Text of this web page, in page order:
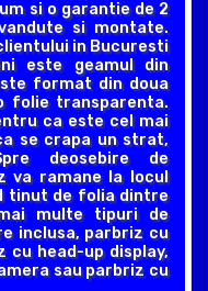
si o garantie de 2
si montate.
in Bucuresti
este geamul din
format din doua
folie transparenta.
ca este cel mai
se crapa un strat,
deosebire de
va ramane la locul
tinut de folia dintre
multe tipuri de
inclusa, parbriz cu
cu head-up display,
sau parbriz cu